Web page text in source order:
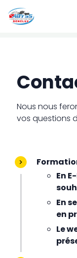
Nous nous
vos questions
En
En
en
Le